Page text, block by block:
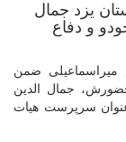
یزد جمال
و دفاع
ضمن
جمال الدین
سرپرست هیات